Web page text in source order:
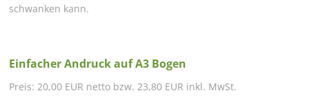
schwanken kann.
Einfacher Andruck auf A3 Bogen
Preis: 20,00 EUR netto bzw. 23,80 EUR inkl. MwSt.